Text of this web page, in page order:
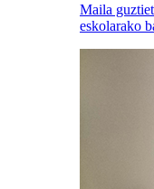
Maila
eskolarako